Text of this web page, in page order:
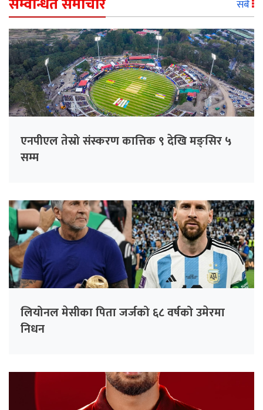
सबै
एनपीएल तेस्रो संस्करण कात्तिक ९ देखि मङ्सिर ५
सम्म
लियोनल मेसीका पिता जर्जको ६८ वर्षको उमेरमा
निधन